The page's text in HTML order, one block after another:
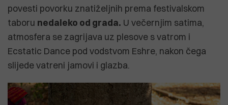
povesti povorku znatiželjnih prema festivalskom
taboru nedaleko od grada. U večernjim satima,
atmosfera se zagrijava uz plesove s vatrom i
Ecstatic Dance pod vodstvom Eshre, nakon čega
slijede vatreni jamovi i glazba.